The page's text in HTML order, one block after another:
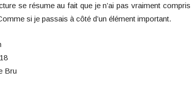
se résume au fait que je n’ai pas vraiment compris
si je passais à côté d’un élément important.
Bru